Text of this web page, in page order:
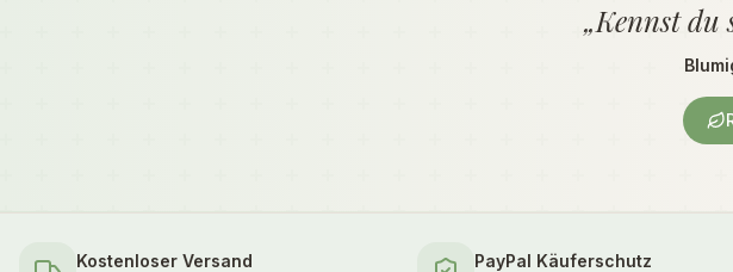
„Kennst du
Kostenloser Versand PayPal Käuferschutz